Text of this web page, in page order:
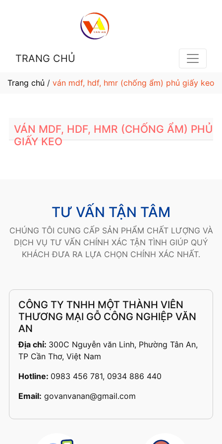
TRANG CHỦ
Trang chủ / ván mdf, hdf, hmr (chống ẩm) phủ giấy keo
VÁN MDF, HDF, HMR (CHỐNG ẨM) PHỦ
GIẤY KEO
TƯ VẤN TẬN TÂM
CHÚNG TÔI CUNG CẤP SẢN PHẨM CHẤT LƯỢNG VÀ
DỊCH VỤ TƯ VẤN CHÍNH XÁC TẬN TÌNH GIÚP QUÝ
KHÁCH ĐƯA RA LỰA CHỌN CHÍNH XÁC NHẤT.
CÔNG TY TNHH MỘT THÀNH VIÊN
THƯƠNG MẠI GỖ CÔNG NGHIỆP VĂN
AN
Địa chỉ: 300C Nguyễn văn Linh, Phường Tân An,
TP Cần Thơ, Việt Nam
Hotline: 0983 456 781, 0934 886 440
Email: govanvanan@gmail.com